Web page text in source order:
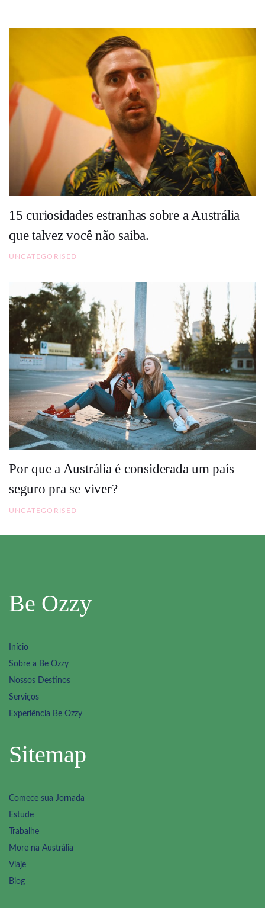
15 curiosidades estranhas sobre a Austrália
que talvez você não saiba.
UNCATEGORISED
Por que a Austrália é considerada um país
seguro pra se viver?
UNCATEGORISED
Be Ozzy
Início
Sobre a Be Ozzy
Nossos Destinos
Serviços
Experiência Be Ozzy
Sitemap
Comece sua Jornada
Estude
Trabalhe
More na Austrália
Viaje
Blog